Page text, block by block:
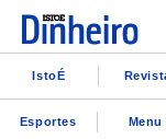
IstoÉ
Esportes Menu